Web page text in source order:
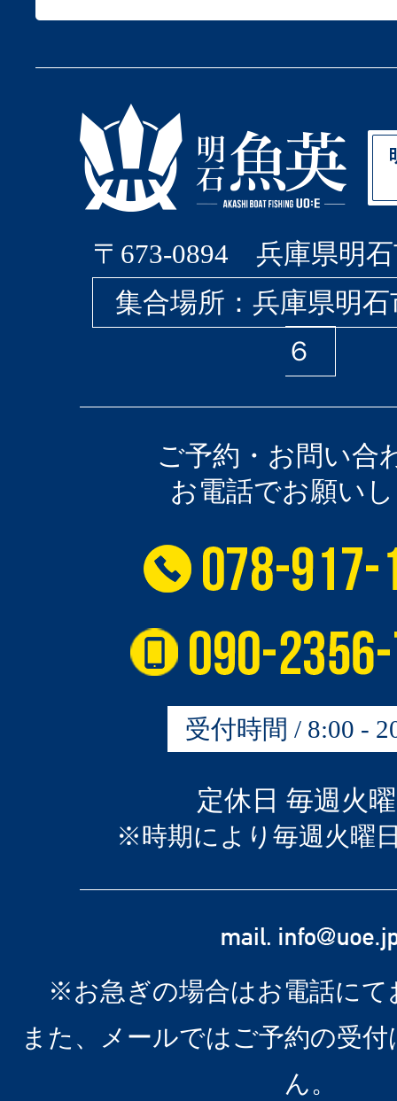
〒673-0894 兵庫県明石
集合場所：兵庫県明
６
ご予約・お問い合
お電話でお願い
受付時間 / 8:00 -
定休日 毎週火
※時期により毎週火曜
※お急ぎの場合はお電話にて
また、メールではご予約の受
ん。